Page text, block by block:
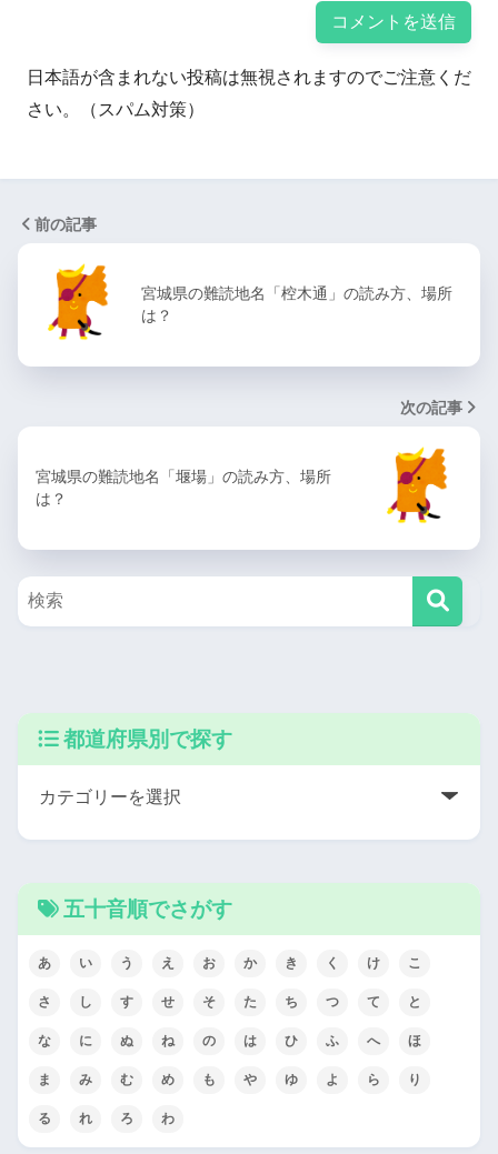
日本語が含まれない投稿は無視されますのでご注意くだ
さい。（スパム対策）
前の記事
宮城県の難読地名「椌木通」の読み方、場所
は？
次の記事
宮城県の難読地名「堰場」の読み方、場所
は？
都道府県別で探す
五十音順でさがす
あ い う え お か き く け こ
さ し す せ そ た ち つ て と
な に ぬ ね の は ひ ふ へ ほ
ま み む め も や ゆ よ ら り
る れ ろ わ